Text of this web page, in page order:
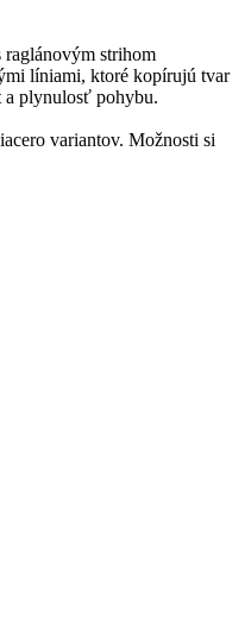
raglánovým strihom
líniami, ktoré kopírujú tvar
a plynulosť pohybu.
variantov. Možnosti si